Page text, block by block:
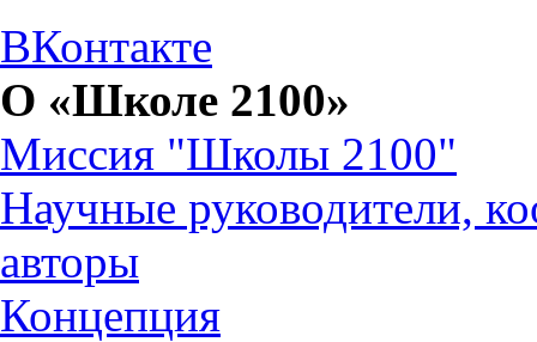
ВКонтакте
О «Школе 2100»
Миссия "Школы 2100"
Научные руководители,
авторы
Концепция